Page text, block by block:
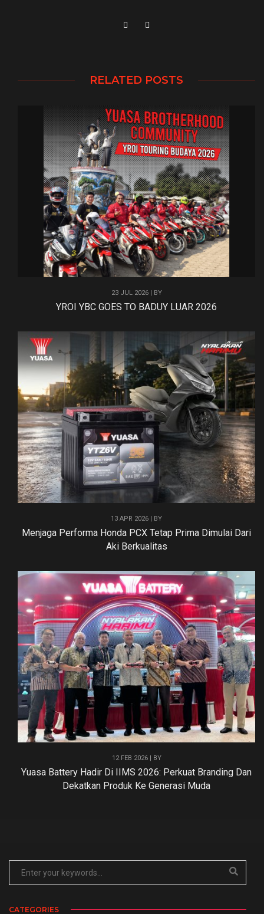
RELATED POSTS
23 JUL 2026 | BY
YROI YBC GOES TO BADUY LUAR 2026
13 APR 2026 | BY
Menjaga Performa Honda PCX Tetap Prima Dimulai Dari
Aki Berkualitas
12 FEB 2026 | BY
Yuasa Battery Hadir Di IIMS 2026: Perkuat Branding Dan
Dekatkan Produk Ke Generasi Muda
CATEGORIES